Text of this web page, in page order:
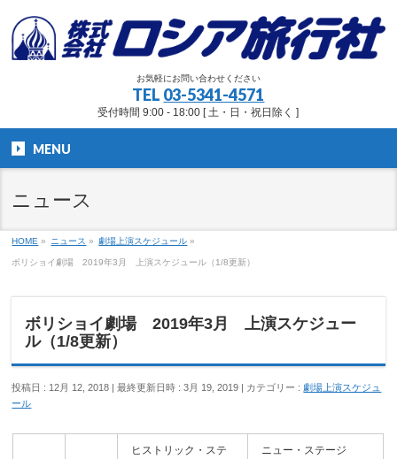
お気軽にお問い合わせください
TEL 03-5341-4571
受付時間 9:00 - 18:00 [ 土・日・祝日除く ]
MENU
ニュース
HOME » ニュース » 劇場上演スケジュール »
ボリショイ劇場 2019年3月 上演スケジュール（1/8更新）
ボリショイ劇場 2019年3月 上演スケジュー
ル（1/8更新）
投稿日 : 12月 12, 2018 最終更新日時 : 3月 19, 2019 カテゴリー : 劇場上演スケジュ
ール
ヒストリック・ステ
ニュー・ステージ